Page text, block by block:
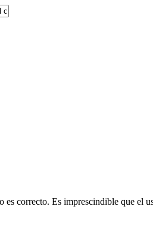
correcto. Es imprescindible que el